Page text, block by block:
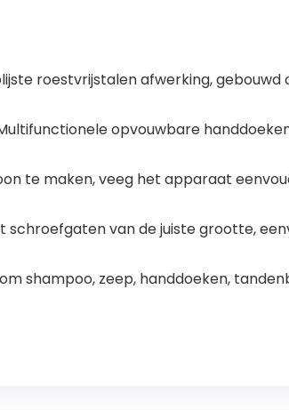
roestvrijstalen afwerking, gebouwd
opvouwbare
te maken, veeg het apparaat
schroefgaten van de juiste grootte,
shampoo, zeep, handdoeken,